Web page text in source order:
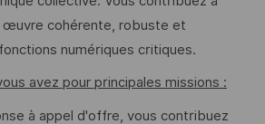
œuvre cohérente, robuste et
numériques critiques.
avez pour principales missions :
à appel d'offre, vous contribuez